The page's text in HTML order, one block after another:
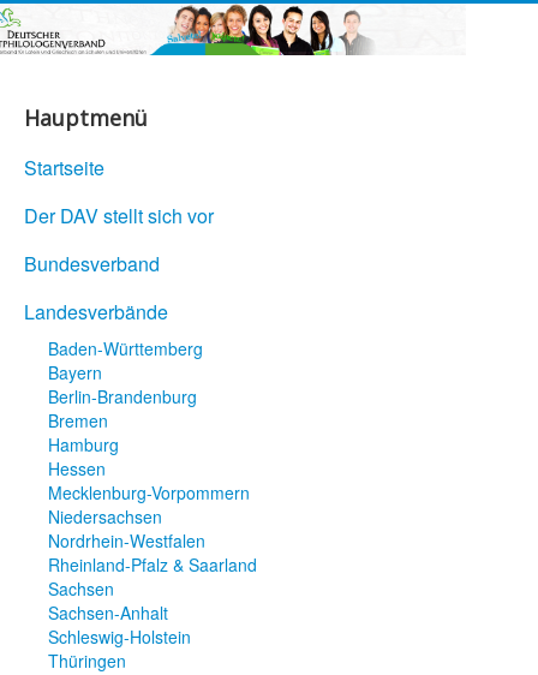
Hauptmenü
Startseite
Der DAV stellt sich vor
Bundesverband
Landesverbände
Baden-Württemberg
Bayern
Berlin-Brandenburg
Bremen
Hamburg
Hessen
Mecklenburg-Vorpommern
Niedersachsen
Nordrhein-Westfalen
Rheinland-Pfalz & Saarland
Sachsen
Sachsen-Anhalt
Schleswig-Holstein
Thüringen